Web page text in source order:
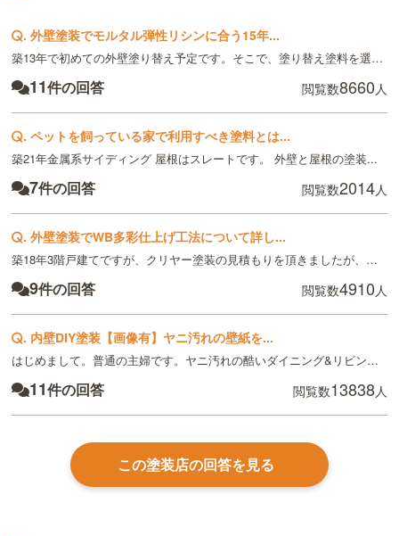
. 外壁塗装でモルタル弾性リシンに合う15年...
築13年で初めての外壁塗り替え予定です。そこで、塗り替え塗料を選ぶ際...
11件の回答 閲覧数8660人
. ペットを飼っている家で利用すべき塗料とは...
築21年金属系サイディング 屋根はスレートです。 外壁と屋根の塗装...
7件の回答 閲覧数2014人
. 外壁塗装でWB多彩仕上げ工法について詳し...
築18年3階戸建てですが、クリヤー塗装の見積もりを頂きましたが、チョ...
9件の回答 閲覧数4910人
. 内壁DIY塗装【画像有】ヤニ汚れの壁紙を...
はじめまして。普通の主婦です。ヤニ汚れの酷いダイニング&リビングの壁...
11件の回答 閲覧数13838人
この塗装店の回答を見る